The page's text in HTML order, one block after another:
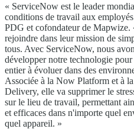
« ServiceNow est le leader
conditions de travail aux
PDG et cofondateur de Mapwize.
rejoindre dans leur mission de
tous. Avec ServiceNow, nous
développer notre technologie
entier à évoluer dans des
Associée à la Now Platform et à
Delivery, elle va supprimer le
sur le lieu de travail, permettant
et efficaces dans n'importe quel
quel appareil. »